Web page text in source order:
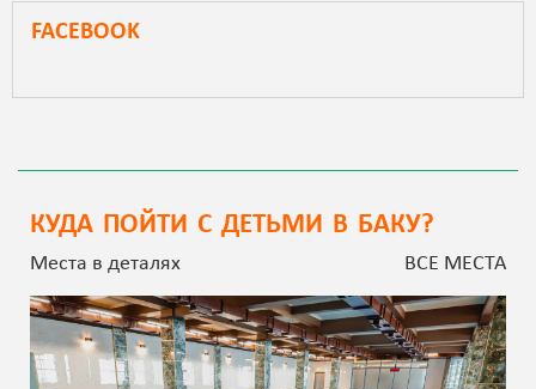
FACEBOOK
КУДА ПОЙТИ С ДЕТЬМИ В БАКУ?
Места в деталях ВСЕ МЕСТА